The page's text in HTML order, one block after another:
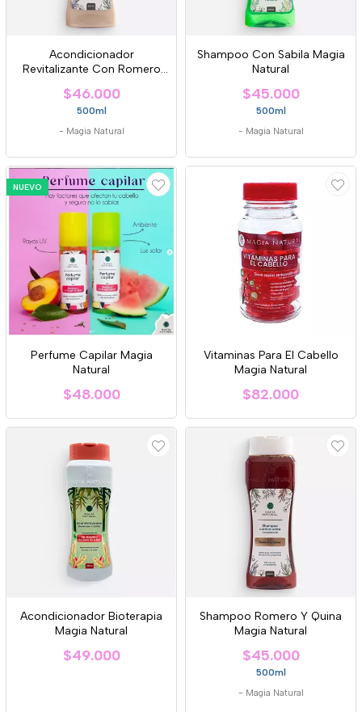
Acondicionador
Revitalizante Con Romero
$46.000
500ml
- Magia Natural
Shampoo Con Sabila Magia
Natural
$45.000
500ml
- Magia Natural
NUEVO
Perfume Capilar Magia
Natural
$48.000
Vitaminas Para El Cabello
Magia Natural
$82.000
Acondicionador Bioterapia
Magia Natural
$49.000
Shampoo Romero Y Quina
Magia Natural
$45.000
500ml
- Magia Natural